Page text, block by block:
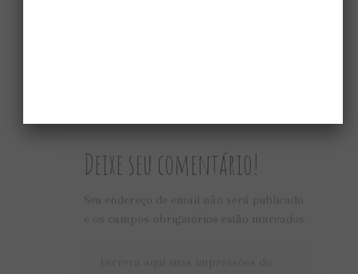
Deixe seu comentário!
Seu endereço de email não será publicado
e os campos obrigatórios estão marcados.